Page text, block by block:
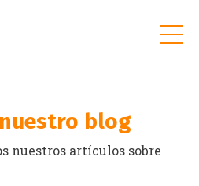
blog
nuestros artículos sobre